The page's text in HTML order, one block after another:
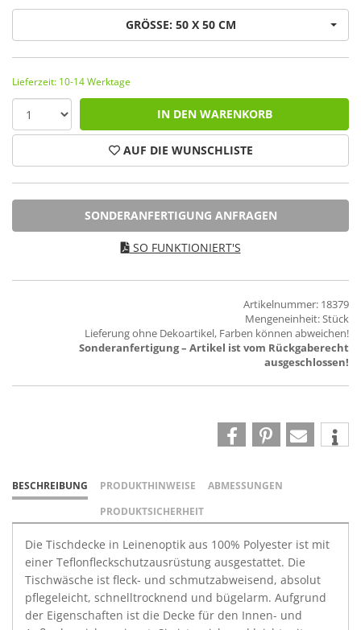
GRÖSSE: 50 X 50 CM
Lieferzeit: 10-14 Werktage
IN DEN WARENKORB
AUF DIE WUNSCHLISTE
SONDERANFERTIGUNG ANFRAGEN
SO FUNKTIONIERT'S
Artikelnummer: 18379
Mengeneinheit: Stück
Lieferung ohne Dekoartikel, Farben können abweichen!
Sonderanfertigung – Artikel ist vom Rückgaberecht
ausgeschlossen!
BESCHREIBUNG PRODUKTHINWEISE
ABMESSUNGEN
PRODUKTSICHERHEIT
Die Tischdecke in Leinenoptik aus 100% Polyester ist mit
einer Teflonfleckschutzausrüstung ausgestattet. Die
Tischwäsche ist fleck- und schmutzabweisend, absolut
pflegeleicht, schnelltrocknend und bügelarm. Aufgrund
der Eigenschaften ist die Decke für den Innen- und